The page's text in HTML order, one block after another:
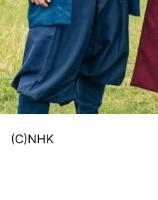
(C)NHK